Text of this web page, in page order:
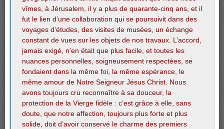
vîmes, à Jérusalem, il y a plus de quarante-cinq ans, et il
fut le lien d’une collaboration qui se poursuivit dans des
voyages d’études, des visites de musées, un échange
constant de vues sur les objets de nos travaux. L’accord,
jamais exigé, n’en était que plus facile, et toutes les
nuances personnelles, soigneusement respectées, se
fondaient dans la même foi, la même espérance, le
même amour de Notre Seigneur Jésus Christ. Nous
avons toujours cru reconnaître à sa douceur, la
protection de la Vierge fidèle : c’est grâce à elle, sans
doute, que notre affection, toujours plus forte et plus
solide, doit d’avoir conservé le charme des premiers